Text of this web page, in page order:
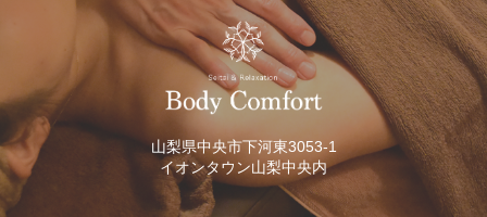
山梨県中央市下河東3053-1
イオンタウン山梨中央内